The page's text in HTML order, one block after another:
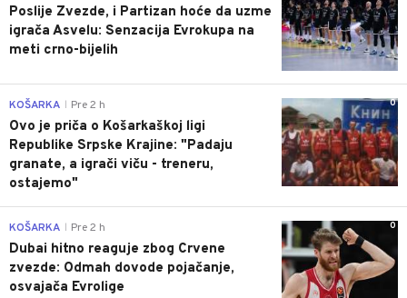
Poslije Zvezde, i Partizan hoće da uzme
igrača Asvelu: Senzacija Evrokupa na
meti crno-bijelih
0
KOŠARKA Pre 2 h
Ovo je priča o Košarkaškoj ligi
Republike Srpske Krajine: "Padaju
granate, a igrači viču - treneru,
ostajemo"
0
KOŠARKA Pre 2 h
Dubai hitno reaguje zbog Crvene
zvezde: Odmah dovode pojačanje,
osvajača Evrolige